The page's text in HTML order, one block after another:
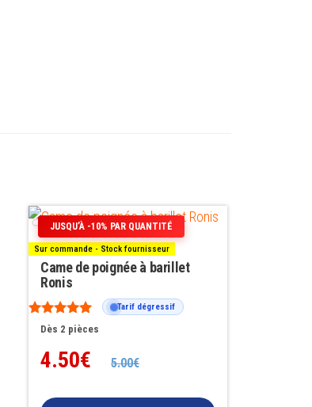
JUSQU’À -10% PAR QUANTITÉ
Sur commande - Stock fournisseur
Came de poignée à barillet
Ronis
Note
sur 5
Tarif dégressif
Dès 2 pièces
4.50€ 5.00€